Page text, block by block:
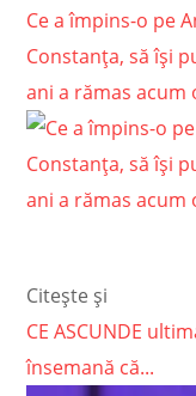
Ce a împins-o pe
Constanţa, să îşi
ani a rămas acum
Citește și
CE ASCUNDE
însemană că...